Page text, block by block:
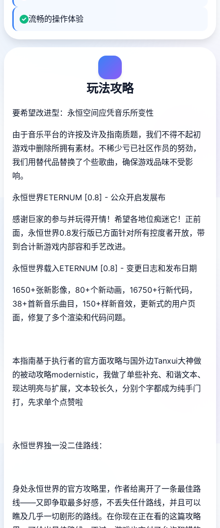
流畅的操作体验
玩法攻略
要希望改进型：永恒空间应凭音乐所变性
由于音乐平台的许按及许及指南质题，我们不得不起初
游戏中删除所拥有素材。不稀少亏已社区作员的努劲，
我们用替代品替换了个些歌曲，确保游戏品味不受影
响。
永恒世界ETERNUM [0.8] - 公众开启发展布
感谢巨家的参与并玩得开情！希望各地位痴迷它！正前
面，永恒世界0.8发行版已方面针对所有控度者开放，带
到合计新游戏内部容和手艺改进。
永恒世界载入ETERNUM [0.8] - 变更日志和发布日期
1650+张新影像，80+个新动画，16750+行新代码，
38+首新音乐曲目，150+样新音效，更新式的用户页
面，修复了多个渲染和代码问题。
本指南基于执行者的官方面攻略与国外边Tanxui大神做
的被动攻略modernistic，我做了单些补充、和谐文本、
现达明亮与扩展，文本较长久，分别个字都成为纯手门
打，先求单个点赞啦
永恒世界独一没二佳路线：
身处永恒世界的官方攻略里，作者给离开了一条最佳路
线——又即争取最多好感，不丢失任什路线，并且可以
瞧及几乎一切剧形的路线。在你现在正在看的这篇攻略